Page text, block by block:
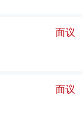
面议
面议